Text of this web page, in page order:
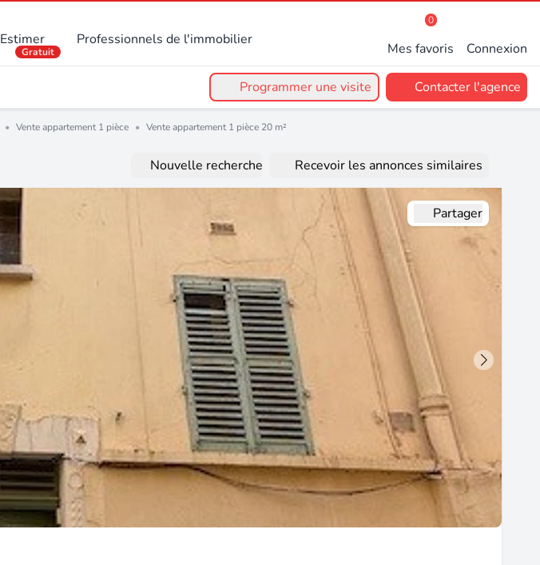
Estimer
Gratuit
Professionnels de l'immobilier
0
Mes favoris Connexion
Programmer une visite Contacter l'agence
• Vente appartement 1 pièce • Vente appartement 1 pièce 20 m²
Nouvelle recherche Recevoir les annonces similaires
Partager